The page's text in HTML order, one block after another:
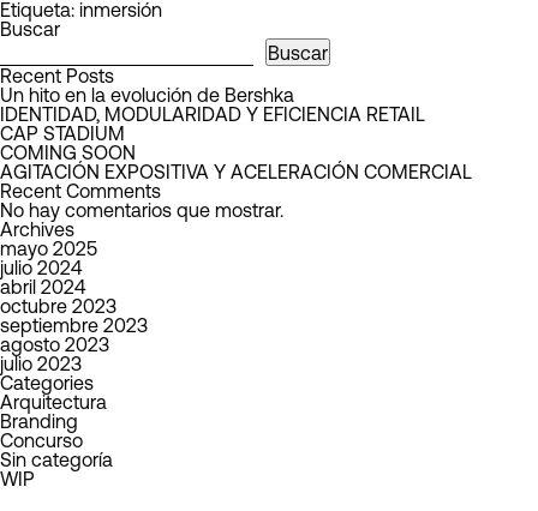
Etiqueta: inmersión
Buscar
Buscar
Recent Posts
Un hito en la evolución de Bershka
IDENTIDAD, MODULARIDAD Y EFICIENCIA RETAIL
CAP STADIUM
COMING SOON
AGITACIÓN EXPOSITIVA Y ACELERACIÓN COMERCIAL
Recent Comments
No hay comentarios que mostrar.
Archives
mayo 2025
julio 2024
abril 2024
octubre 2023
septiembre 2023
agosto 2023
julio 2023
Categories
Arquitectura
Branding
Concurso
Sin categoría
WIP